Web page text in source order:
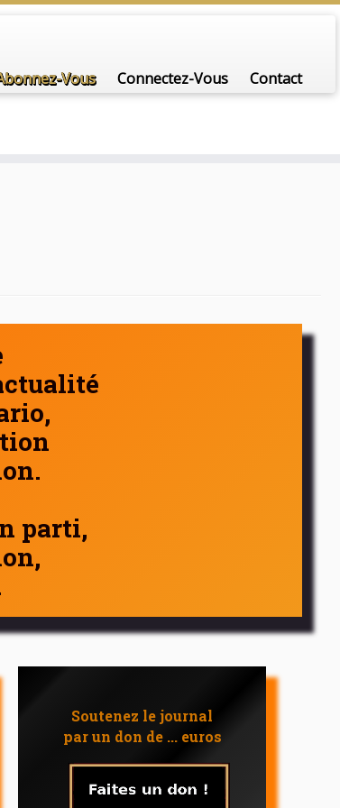
Vous Connectez-Vous Contact
parti,
Soutenez le journal
par un don de ... euros